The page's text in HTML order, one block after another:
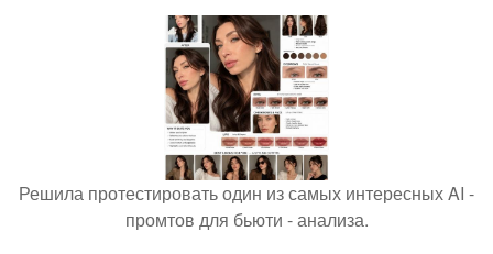
Решила протестировать один из самых интересных AI -
промтов для бьюти - анализа.